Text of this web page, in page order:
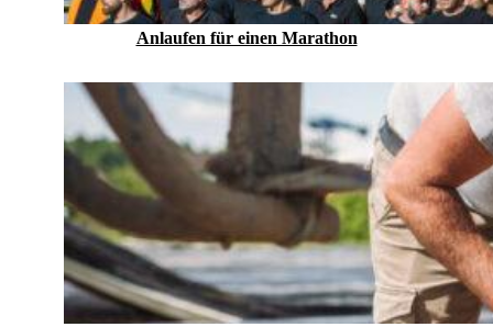
Anlaufen für einen Marathon